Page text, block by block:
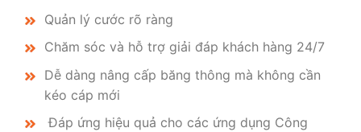
Quản lý cước rõ ràng
Chăm sóc và hỗ trợ giải đáp khách hàng 24/7
Dễ dàng nâng cấp băng thông mà không cần
kéo cáp mới
Đáp ứng hiệu quả cho các ứng dụng Công